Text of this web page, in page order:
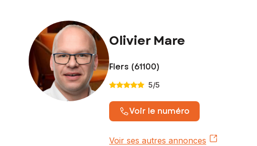
Olivier Mare
Flers (61100)
5/5
Voir le numéro
Voir ses autres annonces